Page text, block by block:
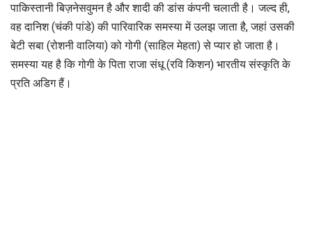
पाकिस्तानी बिज़नेसवुमन है और शादी की डांस कंपनी चलाती है। जल्द ही,
वह दानिश (चंकी पांडे) की पारिवारिक समस्या में उलझ जाता है, जहां उसकी
बेटी सबा (रोशनी वालिया) को गोगी (साहिल मेहता) से प्यार हो जाता है।
समस्या यह है कि गोगी के पिता राजा संधू (रवि किशन) भारतीय संस्कृति के
प्रति अडिग हैं।